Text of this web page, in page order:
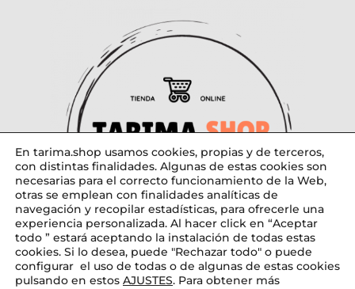
En tarima.shop usamos cookies, propias y de terceros,
con distintas finalidades. Algunas de estas cookies son
necesarias para el correcto funcionamiento de la Web,
otras se emplean con finalidades analíticas de
navegación y recopilar estadísticas, para ofrecerle una
experiencia personalizada. Al hacer click en “Aceptar
todo ” estará aceptando la instalación de todas estas
cookies. Si lo desea, puede "Rechazar todo" o puede
configurar el uso de todas o de algunas de estas cookies
pulsando en estos AJUSTES. Para obtener más